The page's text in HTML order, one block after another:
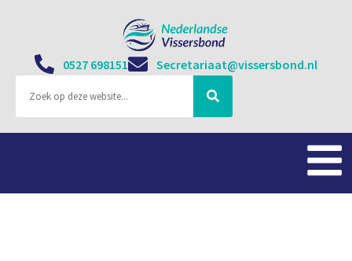
0527 698151 Secretariaat@vissersbond.nl